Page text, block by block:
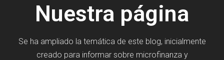
Nuestra página
Se ha ampliado la temática de este blog, inicialmente
creado para informar sobre microfinanza y